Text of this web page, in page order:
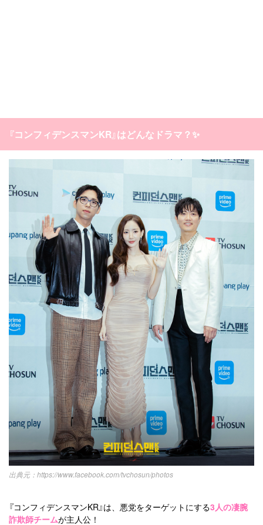
『コンフィデンスマンKR』はどんなドラマ？✨
https://www.facebook.com/tvchosun/photos
『コンフィデンスマンKR』は、悪党をターゲットにする3人の凄腕
詐欺師チームが主人公！